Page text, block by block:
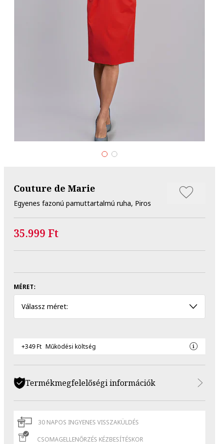
Couture de Marie
Egyenes fazonú pamuttartalmú ruha, Piros
35.999 Ft
MÉRET:
Válassz méret:
+349 Ft Működési költség
Termékmegfelelőségi információk
30 NAPOS INGYENES VISSZAKÜLDÉS
CSOMAGELLENŐRZÉS KÉZBESÍTÉSKOR